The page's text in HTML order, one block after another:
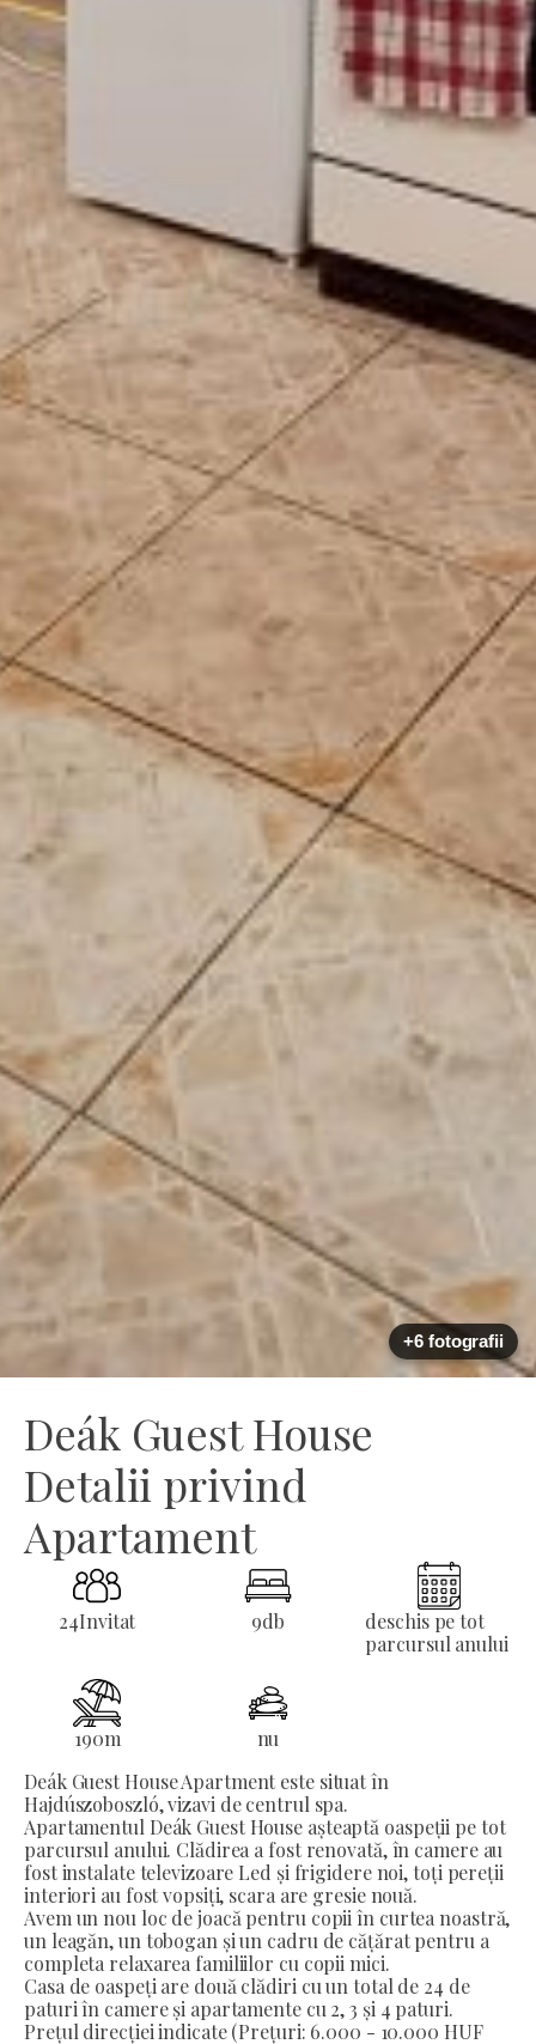
+6 fotografii
Deák Guest House
Detalii privind
Apartament
24Invitat 9db
deschis pe tot
parcursul anului
190m
nu
Deák Guest House Apartment este situat în
Hajdúszoboszló, vizavi de centrul spa.
Apartamentul Deák Guest House așteaptă oaspeții pe tot
parcursul anului. Clădirea a fost renovată, în camere au
fost instalate televizoare Led și frigidere noi, toți pereții
interiori au fost vopsiți, scara are gresie nouă.
Avem un nou loc de joacă pentru copii în curtea noastră,
un leagăn, un tobogan și un cadru de cățărat pentru a
completa relaxarea familiilor cu copii mici.
Casa de oaspeți are două clădiri cu un total de 24 de
paturi în camere și apartamente cu 2, 3 și 4 paturi.
Prețul direcției indicate (Prețuri: 6.000 - 10.000 HUF